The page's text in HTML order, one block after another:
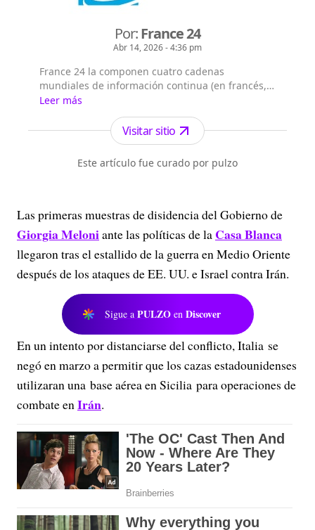
Por:France 24
Abr 14, 2026 - 4:36 pm
France 24 la componen cuatro cadenas
mundiales de información continua (en francés,
árabe, inglés y español), que emiten las 24/7 en
355 millones de hogares en los 5 continentes.
France 24 cuenta con 61,2 millones de
telespectadores semanales (medición realizada
en 67 países de los 183 en los que se emite al
menos una de las cadenas) y es el primer ca...
Leer más
Visitar sitio
Este artículo fue curado por pulzo
Las primeras muestras de disidencia del Gobierno de
Giorgia Meloniante las políticas de la Casa Blanca
llegaron tras el estallido de la guerra en Medio Oriente
después de los ataques de EE. UU. e Israel contra Irán.
Sigue a PULZO en Discover
En un intento por distanciarse del conflicto, Italia se
negó en marzo a permitir que los cazas estadounidenses
utilizaran una base aérea en Sicilia para operaciones de
combate enIrán.